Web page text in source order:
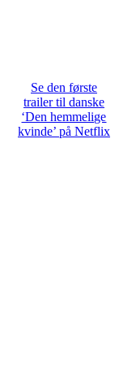
Se den første
trailer til danske
‘Den hemmelige
kvinde’ på Netflix